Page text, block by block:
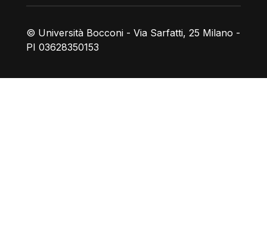
© Università Bocconi - Via Sarfatti, 25 Milano -
PI 03628350153